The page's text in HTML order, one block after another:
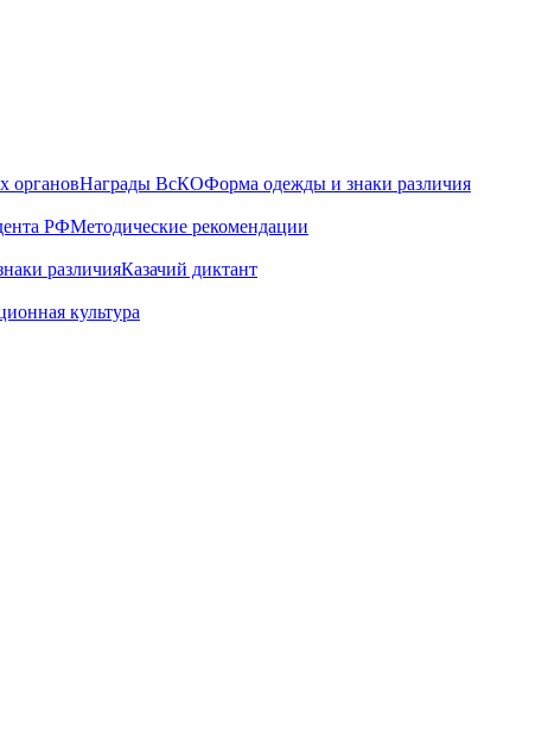
органовНаграды ВсКОФорма одежды и знаки различия
РФМетодические рекомендации
различияКазачий диктант
культура